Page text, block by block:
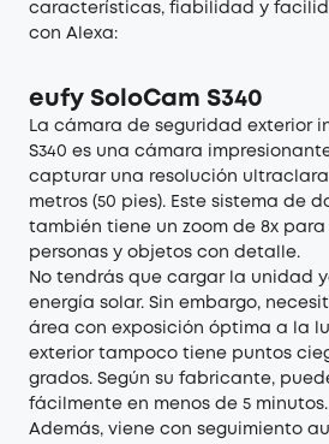
características, fiabilidad y
con Alexa:
eufy SoloCam S340
La cámara de seguridad exterior
S340 es una cámara
capturar una resolución ultraclara
metros (50 pies). Este sistema de
también tiene un zoom de 8x
personas y objetos con detalle.
No tendrás que cargar la unidad
energía solar. Sin embargo,
área con exposición óptima a la
exterior tampoco tiene puntos
grados. Según su fabricante,
fácilmente en menos de 5 minutos.
Además, viene con seguimiento